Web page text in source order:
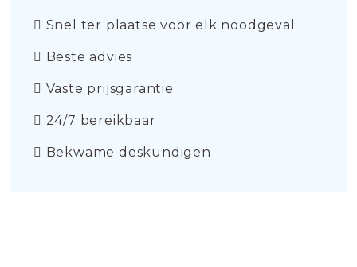
Snel ter plaatse voor elk noodgeval
Beste advies
Vaste prijsgarantie
24/7 bereikbaar
Bekwame deskundigen